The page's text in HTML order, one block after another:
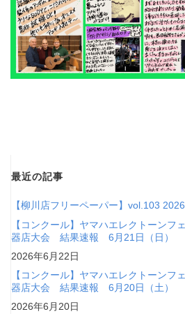
最近の記事
【柳川店フリーペーパー】vol.103
【コンクール】ヤマハエレクトーン
器店大会 結果速報 6月21日（日）
2026年6月22日
【コンクール】ヤマハエレクトーン
器店大会 結果速報 6月20日（土）
2026年6月20日